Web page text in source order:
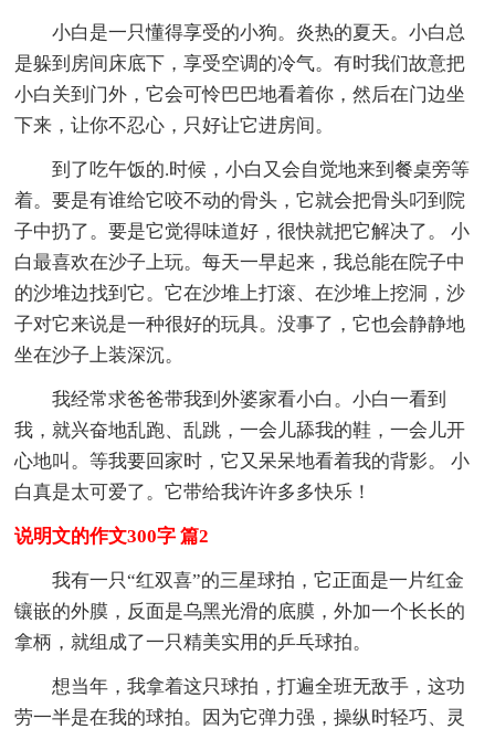
小白是一只懂得享受的小狗。炎热的夏天。小白总
是躲到房间床底下，享受空调的冷气。有时我们故意把
小白关到门外，它会可怜巴巴地看着你，然后在门边坐
下来，让你不忍心，只好让它进房间。
到了吃午饭的.时候，小白又会自觉地来到餐桌旁等
着。要是有谁给它咬不动的骨头，它就会把骨头叼到院
子中扔了。要是它觉得味道好，很快就把它解决了。 小
白最喜欢在沙子上玩。每天一早起来，我总能在院子中
的沙堆边找到它。它在沙堆上打滚、在沙堆上挖洞，沙
子对它来说是一种很好的玩具。没事了，它也会静静地
坐在沙子上装深沉。
我经常求爸爸带我到外婆家看小白。小白一看到
我，就兴奋地乱跑、乱跳，一会儿舔我的鞋，一会儿开
心地叫。等我要回家时，它又呆呆地看着我的背影。 小
白真是太可爱了。它带给我许许多多快乐！
说明文的作文300字 篇2
我有一只“红双喜”的三星球拍，它正面是一片红金
镶嵌的外膜，反面是乌黑光滑的底膜，外加一个长长的
拿柄，就组成了一只精美实用的乒乓球拍。
想当年，我拿着这只球拍，打遍全班无敌手，这功
劳一半是在我的球拍。因为它弹力强，操纵时轻巧、灵